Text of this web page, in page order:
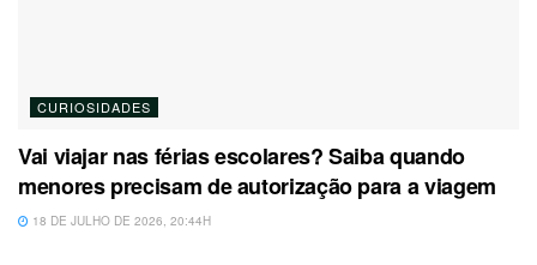
CURIOSIDADES
Vai viajar nas férias escolares? Saiba quando
menores precisam de autorização para a viagem
18 DE JULHO DE 2026, 20:44H